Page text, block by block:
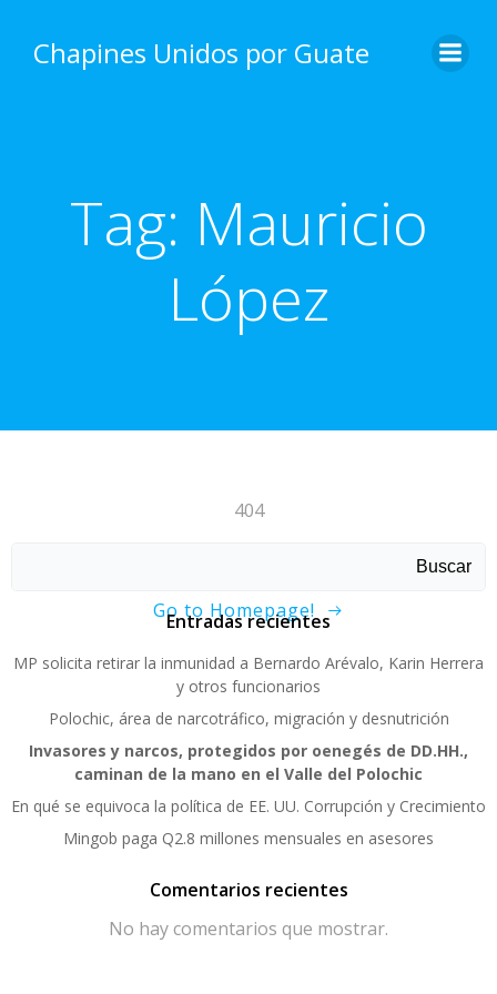
content
Chapines Unidos por Guate
Tag: Mauricio
López
404
Go to Homepage!
Buscar
Entradas recientes
MP solicita retirar la inmunidad a Bernardo Arévalo, Karin Herrera
y otros funcionarios
Polochic, área de narcotráfico, migración y desnutrición
Invasores y narcos, protegidos por oenegés de DD.HH.,
caminan de la mano en el Valle del Polochic
En qué se equivoca la política de EE. UU. Corrupción y Crecimiento
Mingob paga Q2.8 millones mensuales en asesores
Comentarios recientes
No hay comentarios que mostrar.